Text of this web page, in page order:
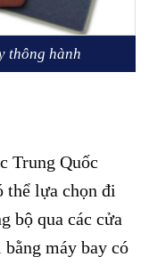
Trung Quốc
thể lựa chọn đi
bộ qua các cửa
máy bay có